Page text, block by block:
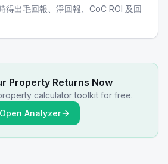
得出毛回報、淨回報、CoC ROI 及回
Property Returns Now
calculator toolkit for free.
Open Analyzer